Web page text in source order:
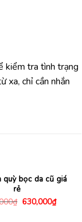
kiểm tra tình trạng
xa, chỉ cần nhắn
quỳ bọc da cũ giá
rẻ
₫ Giá
630,000₫Giá
hiện